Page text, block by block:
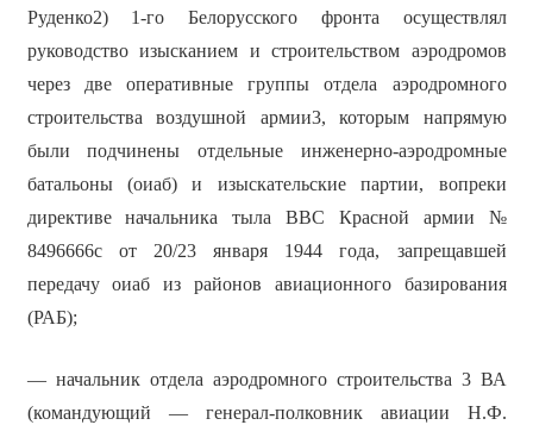
Руденко2) 1-го Белорусского фронта осуществлял
руководство изысканием и строительством аэродромов
через две оперативные группы отдела аэродромного
строительства воздушной армии3, которым напрямую
были подчинены отдельные инженерно-аэродромные
батальоны (оиаб) и изыскательские партии, вопреки
директиве начальника тыла ВВС Красной армии №
8496666с от 20/23 января 1944 года, запрещавшей
передачу оиаб из районов авиационного базирования
(РАБ);
— начальник отдела аэродромного строительства 3 ВА
(командующий — генерал-полковник авиации Н.Ф.